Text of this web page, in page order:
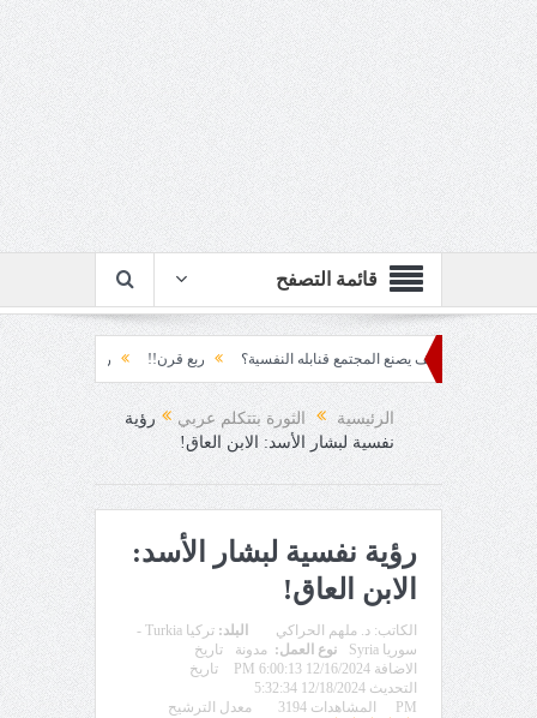
قائمة التصفح
كيف يصنع المجتمع قنابله النفسية؟ ربع قرن!! رزقٌ من يستكثره؟!
العقاد!!
الرئيسية الثورة بتتكلم عربي
رؤية
نفسية لبشار الأسد: الابن العاق!
رؤية نفسية لبشار الأسد:
الابن العاق!
الكاتب: د. ملهم الحراكي البلد:
تركيا Turkia -
سوريا Syria
نوع العمل: مدونة
تاريخ
الاضافة 12/16/2024 6:00:13 PM
تاريخ
التحديث 12/18/2024 5:32:34
PM
المشاهدات 3194 معدل الترشيح